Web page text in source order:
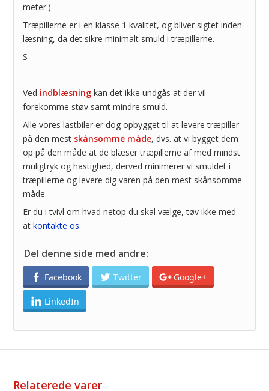
meter.)
Træpillerne er i en klasse 1 kvalitet, og bliver sigtet inden
læsning, da det sikre minimalt smuld i træpillerne.
S
Ved indblæsning kan det ikke undgås at der vil
forekomme støv samt mindre smuld.
Alle vores lastbiler er dog opbygget til at levere træpiller
på den mest skånsomme måde, dvs. at vi bygget dem
op på den måde at de blæser træpillerne af med mindst
muligtryk og hastighed, derved minimerer vi smuldet i
træpillerne og levere dig varen på den mest skånsomme
måde.
Er du i tvivl om hvad netop du skal vælge, tøv ikke med
atkontakte os.
Del denne side med andre:
Facebook Twitter Google+
LinkedIn
Relaterede varer